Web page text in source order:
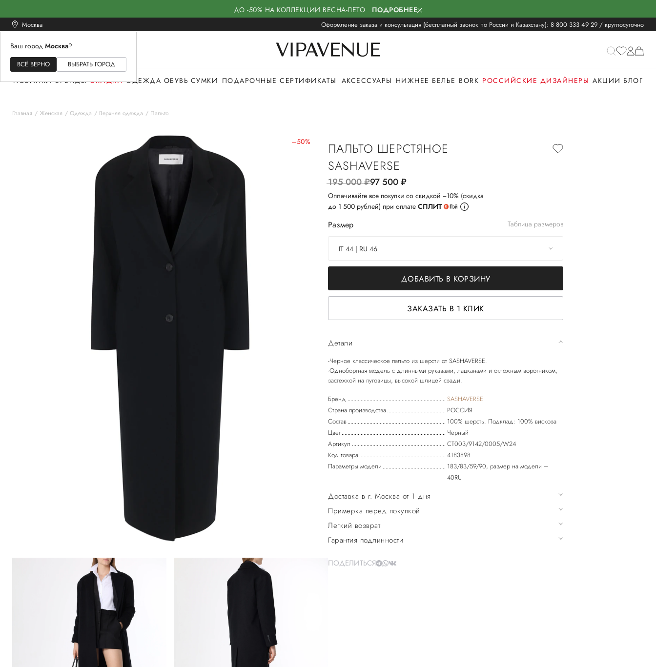
ДО -50% НА КОЛЛЕКЦИИ ВЕСНА-ЛЕТО ПОДРОБНЕЕ
Москва Оформление заказа и консультация (бесплатный звонок по России и Казахстану): 8 800 333 49 29 / круглосуточно
Ваш город Москва?
ВСЁ ВЕРНО ВЫБРАТЬ ГОРОД
ЖЕНСКОЕМУЖСКОЕ
НОВИНКИ БРЕНДЫ СКИДКИ ОДЕЖДА ОБУВЬ СУМКИ ПОДАРОЧНЫЕ СЕРТИФИКАТЫ АКСЕССУАРЫ НИЖНЕЕ БЕЛЬЕ BORK РОССИЙСКИЕ ДИЗАЙНЕРЫ АКЦИИ БЛОГ
Главная Женская Одежда Верхняя одежда Пальто
–50%
ПАЛЬТО ШЕРСТЯНОЕ
SASHAVERSE
195 000руб.97 500руб.
Оплачивайте все покупки со скидкой −10% (скидка
до 1 500 рублей) при оплате СПЛИТ
Размер Таблица размеров
IT 44 | RU 46
ДОБАВИТЬ В КОРЗИНУ
ЗАКАЗАТЬ В 1 КЛИК
Детали
-Черное классическое пальто из шерсти от SASHAVERSE.
-Однобортная модель с длинными рукавами, лацканами и отложным воротником,
Бренд
SASHAVERSE
Страна производства
РОССИЯ
Состав
100% шерсть. Подклад: 100% вискоза
Цвет
Черный
Артикул
CT003/9142/0005/W24
Код товара
4183898
Параметры модели
183/83/59/90, размер на модели –
40RU
Доставка в г. Москва от 1 дня
Примерка перед покупкой
Легкий возврат
Гарантия подлинности
ПОДЕЛИТЬСЯ